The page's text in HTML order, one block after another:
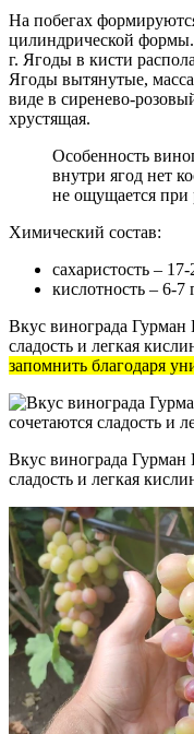
На побегах
цилиндрической формы.
г. Ягоды в кисти
Ягоды вытянутые,
виде в сиренево-
хрустящая.
Особенность
внутри ягод нет
не ощущается при
Химический состав:
сахаристость – 17-
кислотность – 6-7
Вкус винограда
сладость и легкая
запомнить благодаря
Вкус винограда
сладость и легкая